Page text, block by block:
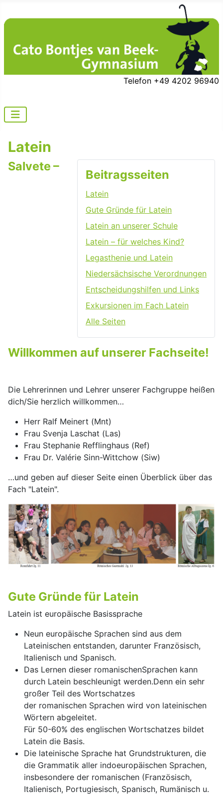
Telefon +49 4202 96940
Latein
Beitragsseiten
Latein
Gute Gründe für Latein
Latein an unserer Schule
Latein – für welches Kind?
Legasthenie und Latein
Niedersächsische Verordnungen
Entscheidungshilfen und Links
Exkursionen im Fach Latein
Alle Seiten
Salvete –
Willkommen auf unserer Fachseite!
Die Lehrerinnen und Lehrer unserer Fachgruppe heißen
dich/Sie herzlich willkommen…
Herr Ralf Meinert (Mnt)
Frau Svenja Laschat (Las)
Frau Stephanie Refflinghaus (Ref)
Frau Dr. Valérie Sinn-Wittchow (Siw)
…und geben auf dieser Seite einen Überblick über das
Fach "Latein".
Gute Gründe für Latein
Latein ist europäische Basissprache
Neun europäische Sprachen sind aus dem
Lateinischen entstanden, darunter Französisch,
Italienisch und Spanisch.
Das Lernen dieser romanischenSprachen kann
durch Latein beschleunigt werden.Denn ein sehr
großer Teil des Wortschatzes
der romanischen Sprachen wird von lateinischen
Wörtern abgeleitet.
Für 50-60% des englischen Wortschatzes bildet
Latein die Basis.
Die lateinische Sprache hat Grundstrukturen, die
die Grammatik aller indoeuropäischen Sprachen,
insbesondere der romanischen (Französisch,
Italienisch, Portugiesisch, Spanisch, Rumänisch u.